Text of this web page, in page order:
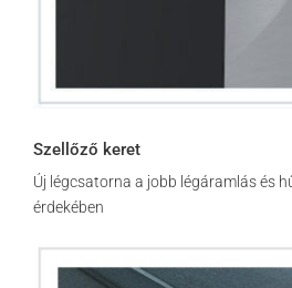
Szellőző keret
Új légcsatorna a jobb légáramlás és
érdekében